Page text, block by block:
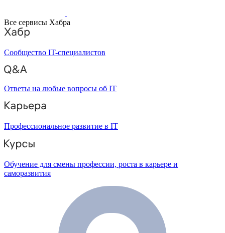
Все сервисы Хабра
Сообщество IT-специалистов
Ответы на любые вопросы об IT
Профессиональное развитие в IT
Обучение для смены профессии, роста в карьере и
саморазвития